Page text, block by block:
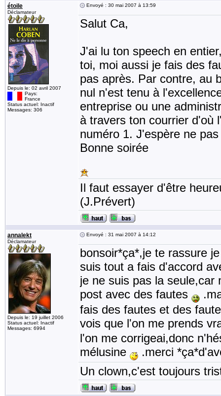
étoile
Déclamateur
Depuis le: 02 avril 2007
Pays:
France
Status actuel: Inactif
Messages: 306
Envoyé : 30 mai 2007 à 13:59
Salut Ca,
J'ai lu ton speech en
toi, moi aussi je fais des
pas après. Par contre, au
nul n'est tenu à
entreprise ou une
à travers ton courrier d'où
numéro 1. J'espère ne
Bonne soirée
Il faut essayer d'être
(J.Prévert)
annalekt
Déclamateur
Depuis le: 19 juillet 2006
Status actuel: Inactif
Messages: 6994
Envoyé : 31 mai 2007 à 14:12
bonsoir*ça*,je te rassure
suis tout a fais d'accord
je ne suis pas la seule,car
post avec des fautes
fais des fautes et des
vois que l'on me prends
l'on me corrigeai,donc
mélusine
.merci
Un clown,c'est toujours